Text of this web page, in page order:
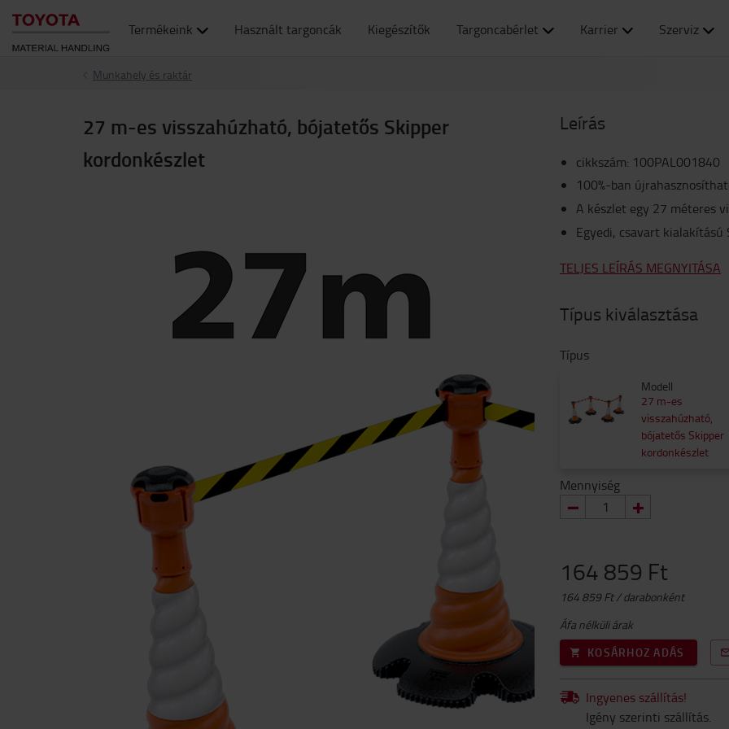
Termékeink Használt targoncák Kiegészítők Targoncabérlet Karrier Szerviz
Munkahely és raktár
27 m-es visszahúzható, bójatetős Skipper
kordonkészlet
Leírás
cikkszám: 100PAL001840
100%-ban
A készlet egy 27 méteres
Egyedi, csavart kialakítású
TELJES LEÍRÁS MEGNYITÁSA
Típus kiválasztása
Típus
Modell
27 m-es
visszahúzható,
bójatetős Skipper
kordonkészlet
Mennyiség
164 859 Ft
164 859 Ft / darabonként
Áfa nélküli árak
KOSÁRHOZ ADÁS
Ingyenes szállítás!
Igény szerinti szállítás.